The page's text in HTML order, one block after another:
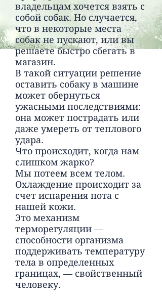
владельцам хочется взять с
собой собак. Но случается,
что в некоторые места
собак не пускают, или вы
решаете быстро сбегать в
магазин.
В такой ситуации решение
оставить собаку в машине
может обернуться
ужасными последствиями:
она может пострадать или
даже умереть от теплового
удара.
Что происходит, когда нам
слишком жарко?
Мы потеем всем телом.
Охлаждение происходит за
счет испарения пота с
нашей кожи.
Это механизм
терморегуляции —
способности организма
поддерживать температуру
тела в определенных
границах, — свойственный
человеку.